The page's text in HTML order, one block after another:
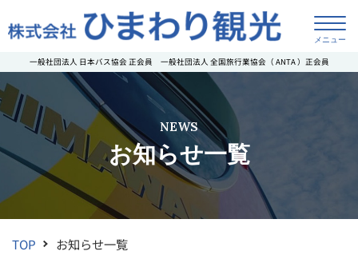
一般社団法人 日本バス協会 正会員 一般社団法人 全国旅行業協会（ ANTA ）正会員
NEWS
お知らせ一覧
TOP お知らせ一覧